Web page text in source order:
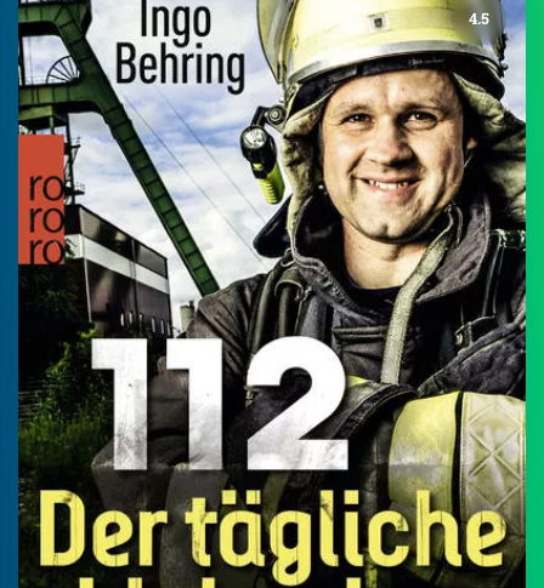
4.5